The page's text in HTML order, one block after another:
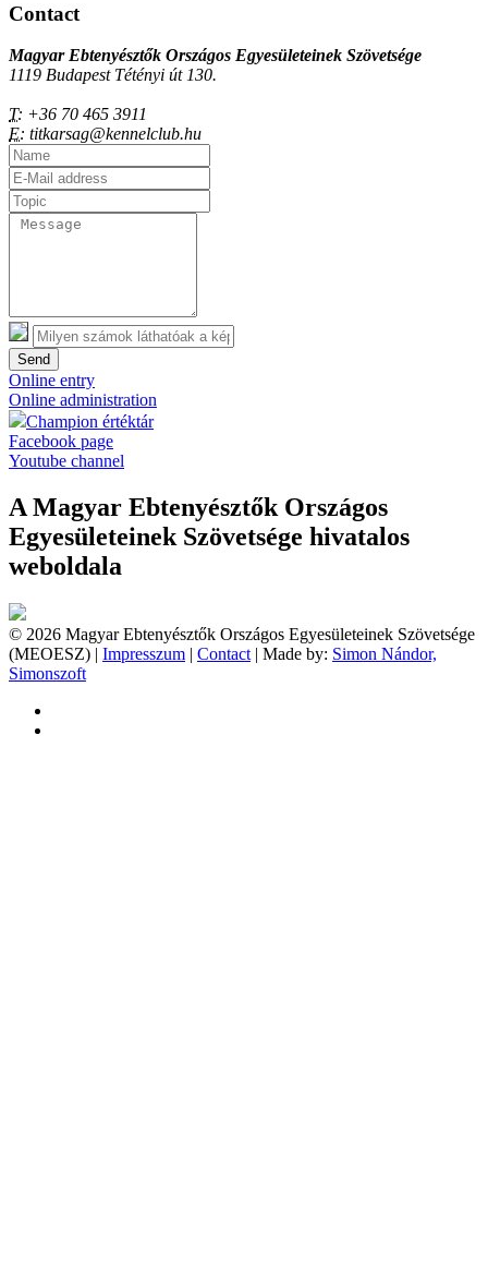
Contact
Magyar Ebtenyésztők Országos Egyesületeinek Szövetsége
1119 Budapest Tétényi út 130.
T: +36 70 465 3911
E: titkarsag@kennelclub.hu
Send
Online entry
Online administration
Champion értéktár
Facebook page
Youtube channel
A Magyar Ebtenyésztők Országos
Egyesületeinek Szövetsége hivatalos
weboldala
© 2026 Magyar Ebtenyésztők Országos Egyesületeinek Szövetsége
(MEOESZ) | Impresszum | Contact | Made by: Simon Nándor,
Simonszoft